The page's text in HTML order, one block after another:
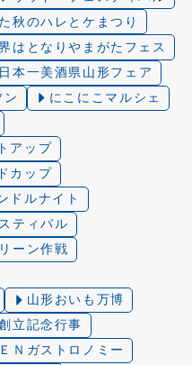
秋のハレとケまつり
はとなりやまがたフェス
日本一美酒県山形フェア
にこにこマルシェ
アップ
カップ
ドルナイト
ティバル
ーン作戦
山形おいも万博
立記念行事
Ｎガストロノミー